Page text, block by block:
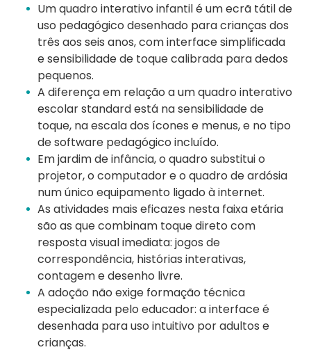
Um quadro interativo infantil é um ecrã tátil de
uso pedagógico desenhado para crianças dos
três aos seis anos, com interface simplificada
e sensibilidade de toque calibrada para dedos
pequenos.
A diferença em relação a um quadro interativo
escolar standard está na sensibilidade de
toque, na escala dos ícones e menus, e no tipo
de software pedagógico incluído.
Em jardim de infância, o quadro substitui o
projetor, o computador e o quadro de ardósia
num único equipamento ligado à internet.
As atividades mais eficazes nesta faixa etária
são as que combinam toque direto com
resposta visual imediata: jogos de
correspondência, histórias interativas,
contagem e desenho livre.
A adoção não exige formação técnica
especializada pelo educador: a interface é
desenhada para uso intuitivo por adultos e
crianças.